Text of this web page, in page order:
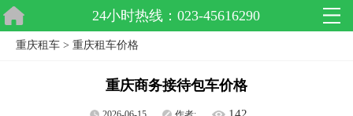
24小时热线：023-45616290
重庆租车 > 重庆租车价格
重庆商务接待包车价格